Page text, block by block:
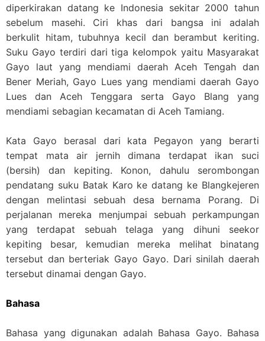
diperkirakan datang ke Indonesia sekitar 2000 tahun
sebelum masehi. Ciri khas dari bangsa ini adalah
berkulit hitam, tubuhnya kecil dan berambut keriting.
Suku Gayo terdiri dari tiga kelompok yaitu Masyarakat
Gayo laut yang mendiami daerah Aceh Tengah dan
Bener Meriah, Gayo Lues yang mendiami daerah Gayo
Lues dan Aceh Tenggara serta Gayo Blang yang
mendiami sebagian kecamatan di Aceh Tamiang.
Kata Gayo berasal dari kata Pegayon yang berarti
tempat mata air jernih dimana terdapat ikan suci
(bersih) dan kepiting. Konon, dahulu serombongan
pendatang suku Batak Karo ke datang ke Blangkejeren
dengan melintasi sebuah desa bernama Porang. Di
perjalanan mereka menjumpai sebuah perkampungan
yang terdapat sebuah telaga yang dihuni seekor
kepiting besar, kemudian mereka melihat binatang
tersebut dan berteriak Gayo Gayo. Dari sinilah daerah
tersebut dinamai dengan Gayo.
Bahasa
Bahasa yang digunakan adalah Bahasa Gayo. Bahasa